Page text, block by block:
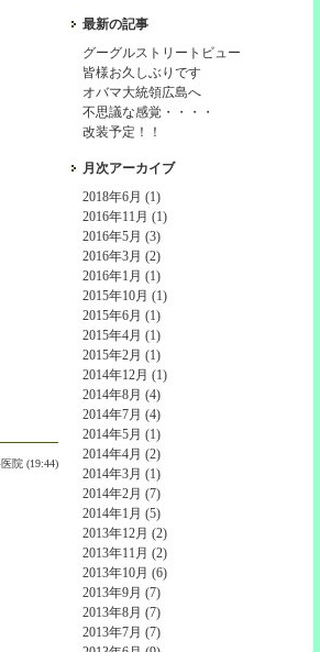
院 (19:44)
最新の記事
グーグルストリートビュー
皆様お久しぶりです
オバマ大統領広島へ
不思議な感覚・・・・
改装予定！！
月次アーカイブ
2018年6月 (1)
2016年11月 (1)
2016年5月 (3)
2016年3月 (2)
2016年1月 (1)
2015年10月 (1)
2015年6月 (1)
2015年4月 (1)
2015年2月 (1)
2014年12月 (1)
2014年8月 (4)
2014年7月 (4)
2014年5月 (1)
2014年4月 (2)
2014年3月 (1)
2014年2月 (7)
2014年1月 (5)
2013年12月 (2)
2013年11月 (2)
2013年10月 (6)
2013年9月 (7)
2013年8月 (7)
2013年7月 (7)